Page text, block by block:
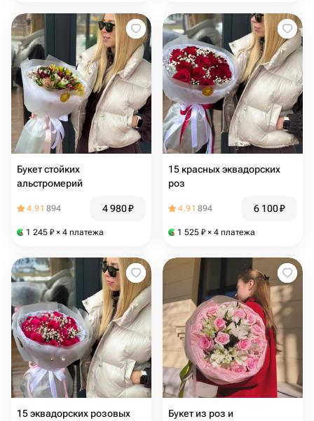
Букет стойких
альстромерий
4.91 894 4 980₽
1 245 ₽ × 4 платежа
15 красных эквадорских
роз
4.91 894 6 100₽
1 525 ₽ × 4 платежа
15 эквадорских розовых
Букет из роз и